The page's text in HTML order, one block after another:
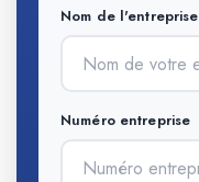
Nom de l'entreprise
Numéro entreprise